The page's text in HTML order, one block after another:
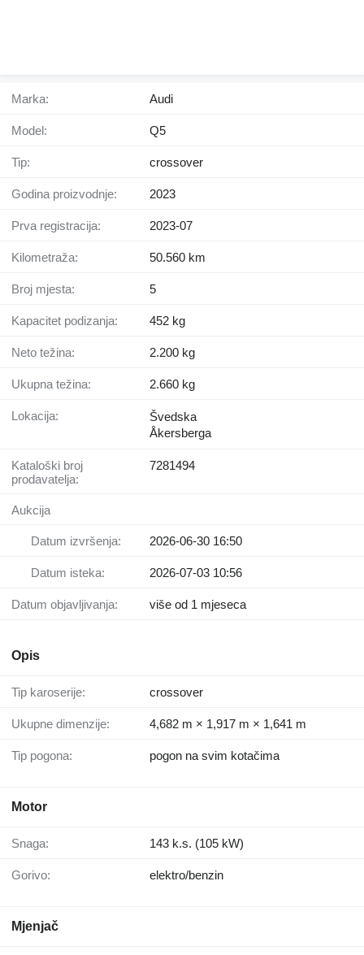
Marka: Audi
Model: Q5
Tip: crossover
Godina proizvodnje: 2023
Prva registracija: 2023-07
Kilometraža: 50.560 km
Broj mjesta: 5
Kapacitet podizanja: 452 kg
Neto težina: 2.200 kg
Ukupna težina: 2.660 kg
Lokacija:
Švedska
Åkersberga
Kataloški broj
prodavatelja:
7281494
Aukcija
Datum izvršenja: 2026-06-30 16:50
Datum isteka: 2026-07-03 10:56
Datum objavljivanja: više od 1 mjeseca
Opis
Tip karoserije: crossover
Ukupne dimenzije: 4,682 m × 1,917 m × 1,641 m
Tip pogona: pogon na svim kotačima
Motor
Snaga: 143 k.s. (105 kW)
Gorivo: elektro/benzin
Mjenjač